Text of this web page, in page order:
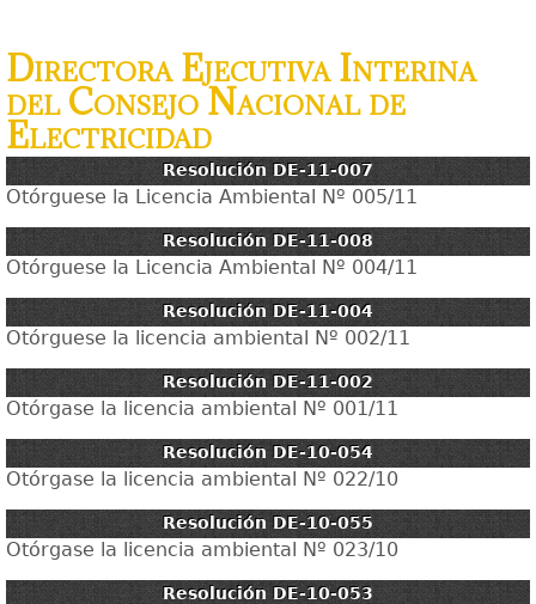
Directora Ejecutiva Interina
del Consejo Nacional de
Electricidad
Resolución DE-11-007
Otórguese la Licencia Ambiental Nº 005/11
Resolución DE-11-008
Otórguese la Licencia Ambiental Nº 004/11
Resolución DE-11-004
Otórguese la licencia ambiental Nº 002/11
Resolución DE-11-002
Otórgase la licencia ambiental Nº 001/11
Resolución DE-10-054
Otórgase la licencia ambiental Nº 022/10
Resolución DE-10-055
Otórgase la licencia ambiental Nº 023/10
Resolución DE-10-053